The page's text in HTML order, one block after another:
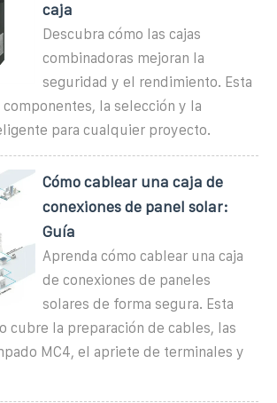
caja
Descubra cómo las cajas
combinadoras mejoran la
seguridad y el rendimiento. Esta
la selección y la
para cualquier proyecto.
Cómo cablear una caja de
conexiones de panel solar:
Guía
Aprenda cómo cablear una caja
de conexiones de paneles
solares de forma segura. Esta
cubre la preparación de cables, las
MC4, el apriete de terminales y